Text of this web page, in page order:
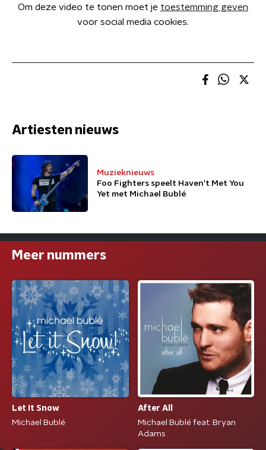
Om deze video te tonen moet je toestemming geven
voor social media cookies.
Artiesten nieuws
Muzieknieuws
Foo Fighters speelt Haven't Met You
Yet met Michael Bublé
Meer nummers
Let It Snow
Michael Bublé
After All
Michael Bublé feat. Bryan
Adams